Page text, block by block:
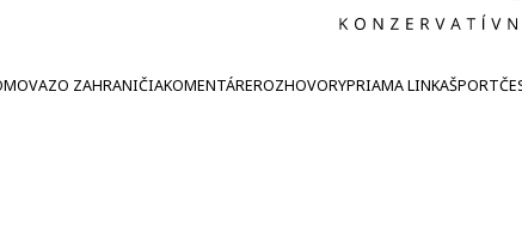
ZO ZAHRANIČIAKOMENTÁREROZHOVORYPRIAMA LINKAŠPORT